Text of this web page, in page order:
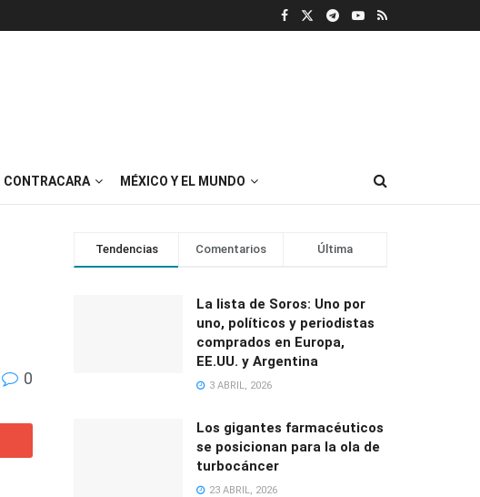
CONTRACARA MÉXICO Y EL MUNDO
0
Tendencias Comentarios Última
La lista de Soros: Uno por
uno, políticos y periodistas
comprados en Europa,
EE.UU. y Argentina
3 ABRIL, 2026
Los gigantes farmacéuticos
se posicionan para la ola de
turbocáncer
23 ABRIL, 2026